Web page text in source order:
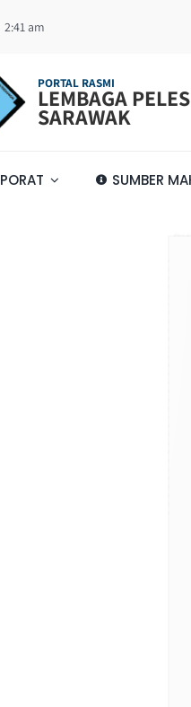
2:41 am
PORTAL RASMI
LEMBAGA
SARAWAK
SUMBER